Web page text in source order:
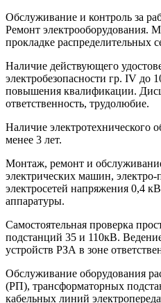
Обслуживание и контроль за
Ремонт электрооборудования.
прокладке распределительных
Наличие действующего
электробезопасности гр. IV до
повышения квалификации.
ответственность, трудолюбие.
Наличие электротехнического
менее 3 лет.
Монтаж, ремонт и
электрических машин, электро-
электросетей напряжения 0,4
аппаратуры.
Самостоятельная проверка
подстанций 35 и 110кВ.
устройств РЗА в зоне
Обслуживание оборудования
(РП), трансформаторных
кабельных линий